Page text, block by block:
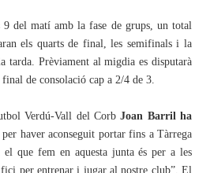
9 del matí amb la fase de grups, un total
els quarts de final, les semifinals i la
tarda. Prèviament al migdia es disputarà
final de consolació cap a 2/4 de 3.
Verdú-Vall del CorbJoan Barril ha
haver aconseguit portar fins a Tàrrega
el que fem en aquesta junta és per a les
per entrenar i jugar al nostre club”. El